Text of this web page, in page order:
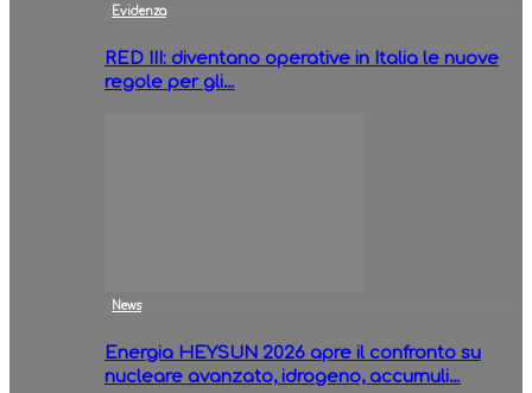
Evidenza
RED III: diventano operative in Italia le nuove
regole per gli…
News
Energia HEYSUN 2026 apre il confronto su
nucleare avanzato, idrogeno, accumuli…